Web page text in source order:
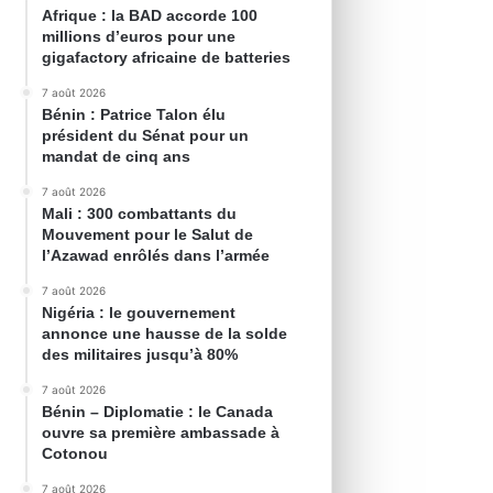
Afrique : la BAD accorde 100
millions d’euros pour une
gigafactory africaine de batteries
7 août 2026
Bénin : Patrice Talon élu
président du Sénat pour un
mandat de cinq ans
7 août 2026
Mali : 300 combattants du
Mouvement pour le Salut de
l’Azawad enrôlés dans l’armée
7 août 2026
Nigéria : le gouvernement
annonce une hausse de la solde
des militaires jusqu’à 80%
7 août 2026
Bénin – Diplomatie : le Canada
ouvre sa première ambassade à
Cotonou
7 août 2026